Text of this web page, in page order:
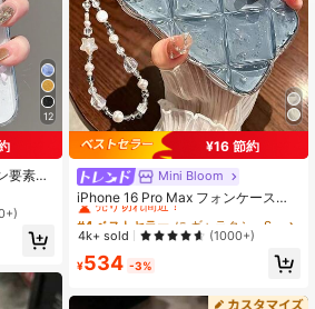
10 フォロワー
10 フォロワー
12
要素フ
シ樹
ピンク
ズ付
iPhon
15/1
バー
ーテ
¥16 節約
Mini Bloom
iPhone 16 Pro Max フォンケース、
新しいラインストーン入り透明シル
バーフォイル耐衝撃性シリコンスタ
イリッシュ保護カバー iPhone 12/11/
13/14 Pro Maxに対応
#4 ベストセラー
売り切れ間近！
#4 ベストセラー
売り切れ間近！
#4 ベストセラー
売り切れ間近！
#4 ベストセラー
に ギャラクシーS24ウルトラ 携帯電話ケース
売り切れ間近！
4k+ sold (1000+)
¥534 -3%